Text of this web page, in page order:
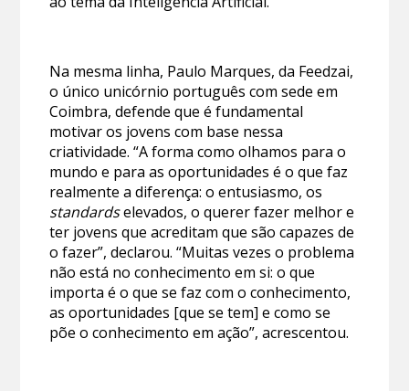
Na mesma linha, Paulo Marques, da Feedzai,
o único unicórnio português com sede em
Coimbra, defende que é fundamental
motivar os jovens com base nessa
criatividade. “A forma como olhamos para o
mundo e para as oportunidades é o que faz
realmente a diferença: o entusiasmo, os
standardselevados, o querer fazer melhor e
ter jovens que acreditam que são capazes de
o fazer”, declarou. “Muitas vezes o problema
não está no conhecimento em si: o que
importa é o que se faz com o conhecimento,
as oportunidades [que se tem] e como se
põe o conhecimento em ação”, acrescentou.